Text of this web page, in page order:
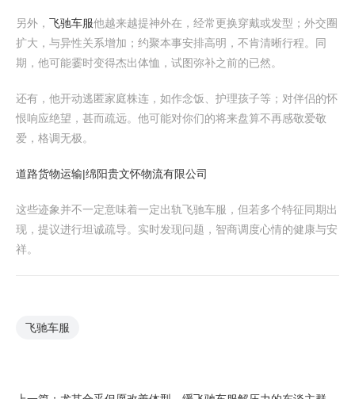
另外， 飞驰车服他越来越提神外在，经常更换穿戴或发型；外交圈
扩大，与异性关系增加；约聚本事安排高明，不肯清晰行程。同
期，他可能霎时变得杰出体恤，试图弥补之前的已然。
还有，他开动逃匿家庭株连，如作念饭、护理孩子等；对伴侣的怀
恨响应绝望，甚而疏远。他可能对你们的将来盘算不再感敬爱敬
爱，格调无极。
道路货物运输|绵阳贵文怀物流有限公司
这些迹象并不一定意味着一定出轨飞驰车服，但若多个特征同期出
现，提议进行坦诚疏导。实时发现问题，智商调度心情的健康与安
祥。
飞驰车服